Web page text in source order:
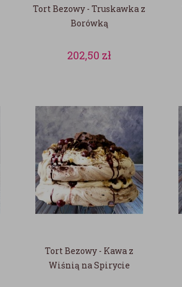
Tort Bezowy - Truskawka z
Borówką
202,50 zł
Tort Bezowy - Kawa z
Wiśnią na Spirycie